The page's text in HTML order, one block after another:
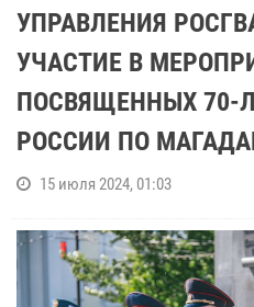
УПРАВЛЕНИЯ
УЧАСТИЕ В
ПОСВЯЩЕННЫХ 70-
РОССИИ ПО
15 июля 2024, 01:03